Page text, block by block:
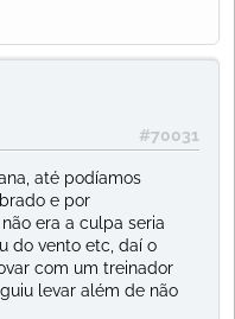
#70031
até podíamos
e por
era a culpa seria
do vento etc, daí o
com um treinador
levar além de não